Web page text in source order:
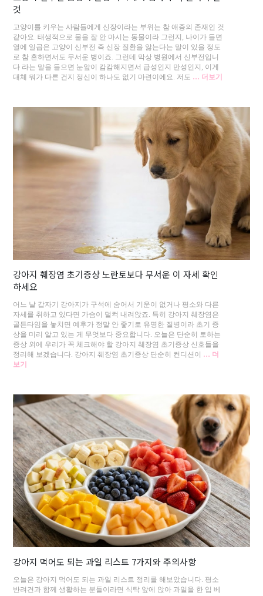
것
고양이를 키우는 사람들에게 신장이라는 부위는 참 애증의 존재인 것
같아요. 태생적으로 물을 잘 안 마시는 동물이라 그런지, 나이가 들면
열에 일곱은 고양이 신부전 즉 신장 질환을 앓는다는 말이 있을 정도
로 참 흔하면서도 무서운 병이죠. 그런데 막상 병원에서 신부전입니
다 라는 말을 들으면 눈앞이 캄캄해지면서 급성인지 만성인지, 이게
대체 뭐가 다른 건지 정신이 하나도 없기 마련이에요. 저도 … 더보기
강아지 췌장염 초기증상 노란토보다 무서운 이 자세 확인
하세요
어느 날 갑자기 강아지가 구석에 숨어서 기운이 없거나 평소와 다른
자세를 취하고 있다면 가슴이 덜컥 내려앉죠. 특히 강아지 췌장염은
골든타임을 놓치면 예후가 정말 안 좋기로 유명한 질병이라 초기 증
상을 미리 알고 있는 게 무엇보다 중요합니다. 오늘은 단순히 토하는
증상 외에 우리가 꼭 체크해야 할 강아지 췌장염 초기증상 신호들을
정리해 보겠습니다. 강아지 췌장염 초기증상 단순히 컨디션이 … 더
보기
강아지 먹어도 되는 과일 리스트 7가지와 주의사항
오늘은 강아지 먹어도 되는 과일 리스트 정리를 해보았습니다. 평소
반려견과 함께 생활하는 분들이라면 식탁 앞에 앉아 과일을 한 입 베